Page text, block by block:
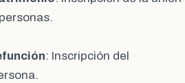
: Inscripción del